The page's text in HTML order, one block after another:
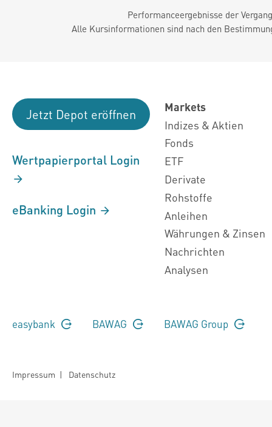
Performanceergebnisse der
Alle Kursinformationen sind nach den
Jetzt Depot eröffnen
Wertpapierportal Login
eBanking Login
Markets
Indizes & Aktien
Fonds
ETF
Derivate
Rohstoffe
Anleihen
Währungen & Zinsen
Nachrichten
Analysen
easybank BAWAG BAWAG Group
Impressum | Datenschutz